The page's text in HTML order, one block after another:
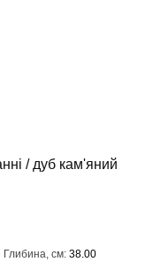
/ дуб кам'яний
Глибина, см 38.00